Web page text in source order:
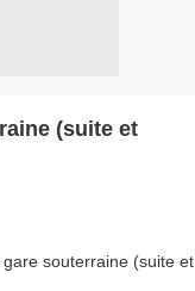
(suite et